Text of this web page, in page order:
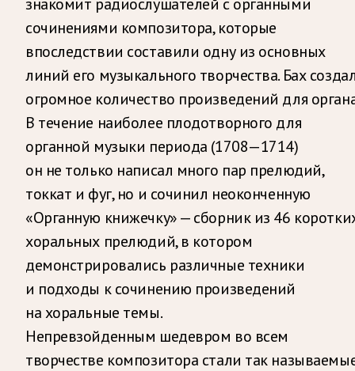
сочинениями композитора, которые
впоследствии составили одну из основных
линий его музыкального творчества. Бах
огромное количество произведений для
В течение наиболее плодотворного для
органной музыки периода (1708—1714)
он не только написал много пар прелюдий,
токкат и фуг, но и сочинил неоконченную
«Органную книжечку» — сборник из 46
хоральных прелюдий, в котором
демонстрировались различные техники
и подходы к сочинению произведений
на хоральные темы.
Непревзойденным шедевром во всем
творчестве композитора стали так